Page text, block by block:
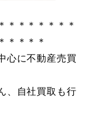
＊＊＊＊＊＊＊
＊＊＊＊
心に不動産売買
、自社買取も行